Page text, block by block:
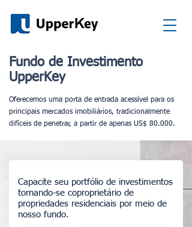
Fundo de Investimento
UpperKey
Oferecemos uma porta de entrada acessível para os
principais mercados imobiliários, tradicionalmente
difíceis de penetrar, a partir de apenas US$ 80.000.
Capacite seu portfólio de investimentos
tornando-se coproprietário de
propriedades residenciais por meio de
nosso fundo.